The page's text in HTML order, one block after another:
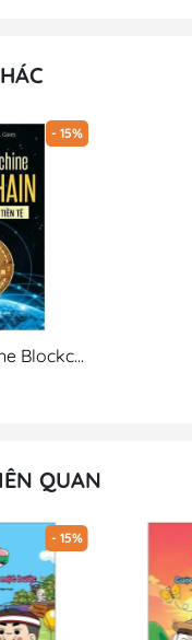
- 15%
The Truth Machine Blockchain Và Tương Lai Của Tiền Tệ
QUAN
- 15%